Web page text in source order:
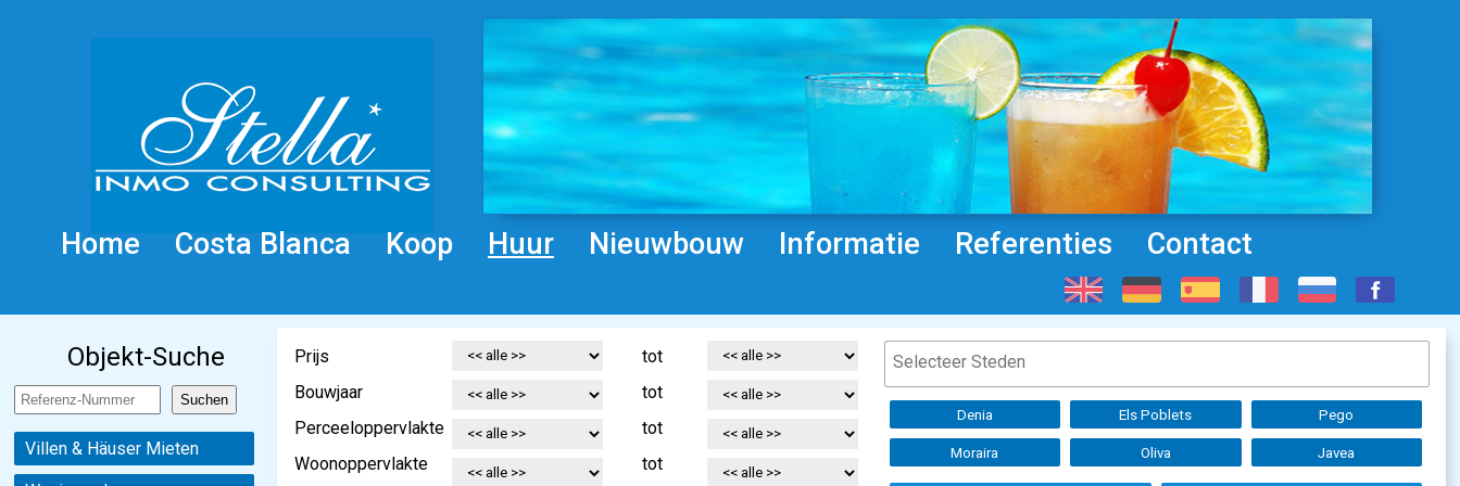
Home Costa Blanca Koop Huur Nieuwbouw Informatie Referenties Contact
Objekt-Suche
Villen & Häuser Mieten
Prijs
Bouwjaar
Perceeloppervlakte
Woonoppervlakte
tot
tot
tot
tot
Denia Els Poblets Pego
Moraira Oliva Javea